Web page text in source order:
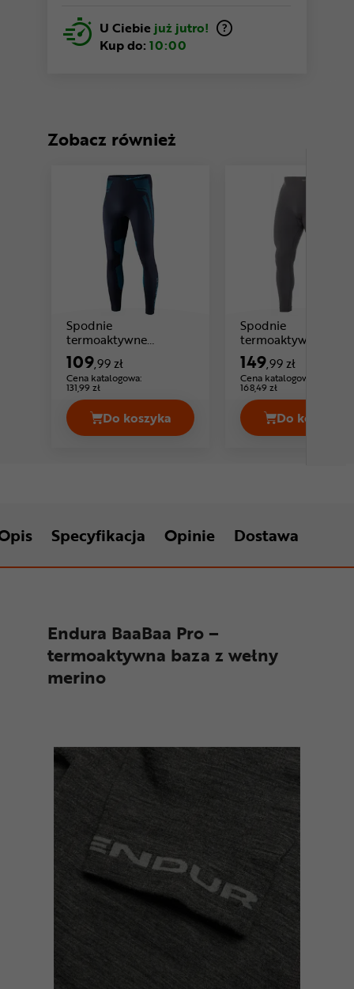
U Ciebie już jutro!
Kup do: 10:00
Zobacz również
Spodnie
termoaktywne
BRUBECK Dry
109,99 zł
Cena katalogowa:
131,99 zł
Do koszyka
Spodnie termoaktywne BRUBECK
Spodnie
termoaktywne
BRUBECK Extreme
Thermo
149,99 zł
Cena katalogowa:
168,49 zł
Do koszyka
Specyfikacja Opinie Dostawa
Endura BaaBaa Pro –
termoaktywna baza z wełny
merino